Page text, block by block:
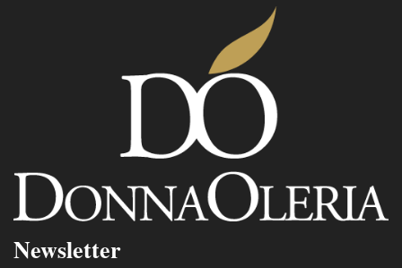
Newsletter